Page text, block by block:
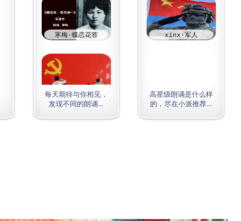
每天期待与你相见，
发现不同的朗诵…
高星级朗诵是什么样
的，尽在小派推荐…